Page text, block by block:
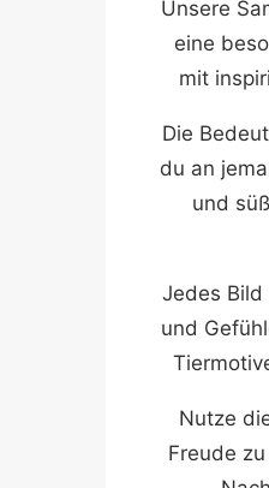
Unsere
eine
mit
Die
du an
und
Jedes Bild
und
Nutze
Freude